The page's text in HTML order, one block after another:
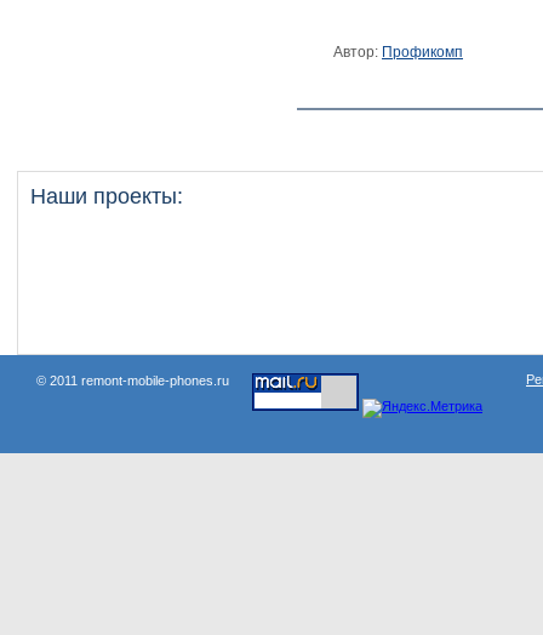
Автор: Профикомп
Наши проекты:
© 2011 remont-mobile-phones.ru